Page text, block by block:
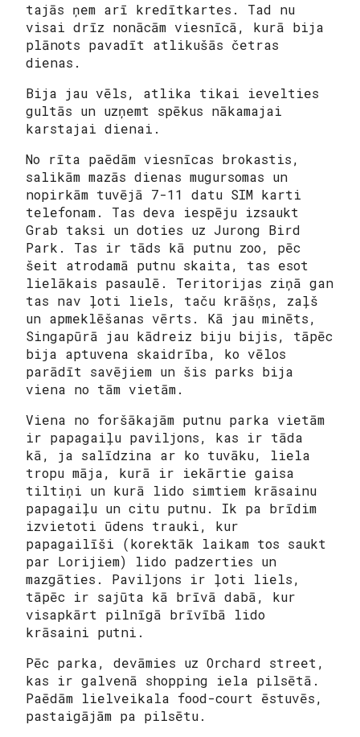
tajās ņem arī kredītkartes. Tad nu
visai drīz nonācām viesnīcā, kurā bija
plānots pavadīt atlikušās četras
dienas.
Bija jau vēls, atlika tikai ievelties
gultās un uzņemt spēkus nākamajai
karstajai dienai.
No rīta paēdām viesnīcas brokastis,
salikām mazās dienas mugursomas un
nopirkām tuvējā 7-11 datu SIM karti
telefonam. Tas deva iespēju izsaukt
Grab taksi un doties uz Jurong Bird
Park. Tas ir tāds kā putnu zoo, pēc
šeit atrodamā putnu skaita, tas esot
lielākais pasaulē. Teritorijas ziņā gan
tas nav ļoti liels, taču krāšņs, zaļš
un apmeklēšanas vērts. Kā jau minēts,
Singapūrā jau kādreiz biju bijis, tāpēc
bija aptuvena skaidrība, ko vēlos
parādīt savējiem un šis parks bija
viena no tām vietām.
Viena no foršākajām putnu parka vietām
ir papagaiļu paviljons, kas ir tāda
kā, ja salīdzina ar ko tuvāku, liela
tropu māja, kurā ir iekārtie gaisa
tiltiņi un kurā lido simtiem krāsainu
papagaiļu un citu putnu. Ik pa brīdim
izvietoti ūdens trauki, kur
papagailīši (korektāk laikam tos saukt
par Lorijiem) lido padzerties un
mazgāties. Paviljons ir ļoti liels,
tāpēc ir sajūta kā brīvā dabā, kur
visapkārt pilnīgā brīvībā lido
krāsaini putni.
Pēc parka, devāmies uz Orchard street,
kas ir galvenā shopping iela pilsētā.
Paēdām lielveikala food-court ēstuvēs,
pastaigājām pa pilsētu.